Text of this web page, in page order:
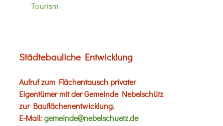
Tourism
Städtebauliche Entwicklung
Aufruf zum Flächentausch privater
Eigentümer mit der Gemeinde Nebelschütz
zur Bauflächenentwicklung.
E-Mail:gemeinde@nebelschuetz.de